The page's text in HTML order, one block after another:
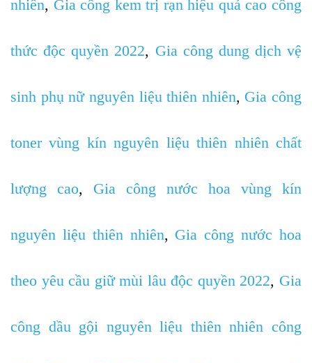
nhiên, Gia công kem trị rạn hiệu quả cao công
thức độc quyền 2022, Gia công dung dịch vệ
sinh phụ nữ nguyên liệu thiên nhiên, Gia công
toner vùng kín nguyên liệu thiên nhiên chất
lượng cao, Gia công nước hoa vùng kín
nguyên liệu thiên nhiên, Gia công nước hoa
theo yêu cầu giữ mùi lâu độc quyền 2022, Gia
công dầu gội nguyên liệu thiên nhiên công